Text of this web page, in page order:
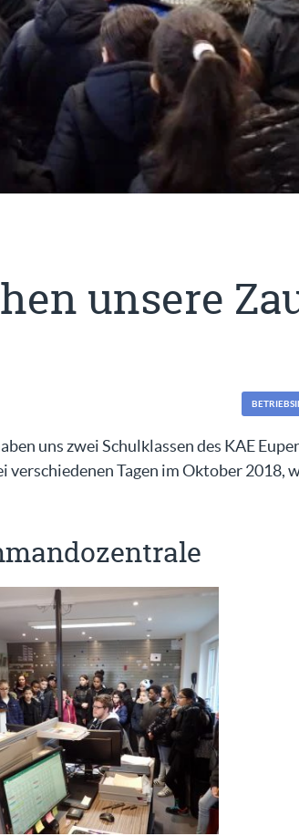
unsere
uns zwei Schulklassen des KAE
verschiedenen Tagen im Oktober 2018,